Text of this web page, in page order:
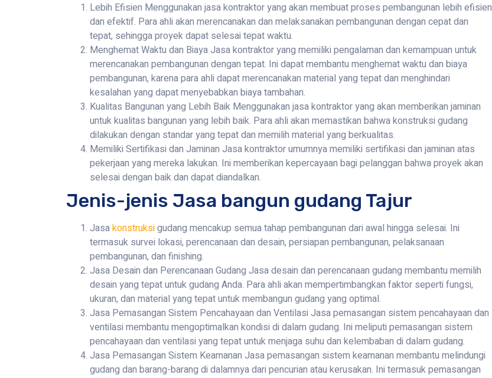
Lebih Efisien Menggunakan jasa kontraktor yang akan membuat proses pembangunan lebih efisien
dan efektif. Para ahli akan merencanakan dan melaksanakan pembangunan dengan cepat dan
tepat, sehingga proyek dapat selesai tepat waktu.
Menghemat Waktu dan Biaya Jasa kontraktor yang memiliki pengalaman dan kemampuan untuk
merencanakan pembangunan dengan tepat. Ini dapat membantu menghemat waktu dan biaya
pembangunan, karena para ahli dapat merencanakan material yang tepat dan menghindari
kesalahan yang dapat menyebabkan biaya tambahan.
Kualitas Bangunan yang Lebih Baik Menggunakan jasa kontraktor yang akan memberikan jaminan
untuk kualitas bangunan yang lebih baik. Para ahli akan memastikan bahwa konstruksi gudang
dilakukan dengan standar yang tepat dan memilih material yang berkualitas.
Memiliki Sertifikasi dan Jaminan Jasa kontraktor umumnya memiliki sertifikasi dan jaminan atas
pekerjaan yang mereka lakukan. Ini memberikan kepercayaan bagi pelanggan bahwa proyek akan
selesai dengan baik dan dapat diandalkan.
Jenis-jenis Jasa bangun gudang Tajur
Jasakonstruksigudang mencakup semua tahap pembangunan dari awal hingga selesai. Ini
termasuk survei lokasi, perencanaan dan desain, persiapan pembangunan, pelaksanaan
pembangunan, dan finishing.
Jasa Desain dan Perencanaan Gudang Jasa desain dan perencanaan gudang membantu memilih
desain yang tepat untuk gudang Anda. Para ahli akan mempertimbangkan faktor seperti fungsi,
ukuran, dan material yang tepat untuk membangun gudang yang optimal.
Jasa Pemasangan Sistem Pencahayaan dan Ventilasi Jasa pemasangan sistem pencahayaan dan
ventilasi membantu mengoptimalkan kondisi di dalam gudang. Ini meliputi pemasangan sistem
pencahayaan dan ventilasi yang tepat untuk menjaga suhu dan kelembaban di dalam gudang.
Jasa Pemasangan Sistem Keamanan Jasa pemasangan sistem keamanan membantu melindungi
gudang dan barang-barang di dalamnya dari pencurian atau kerusakan. Ini termasuk pemasangan